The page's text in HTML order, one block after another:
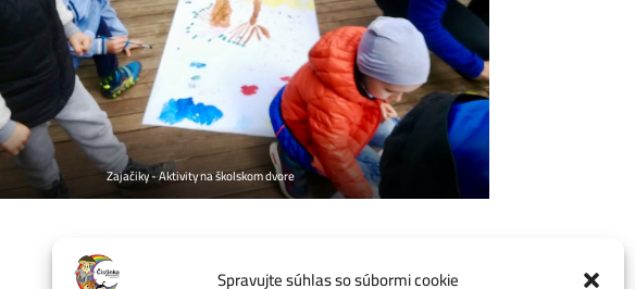
Spravujte súhlas so súbormi cookie
Zajačiky - Aktivity na školskom dvore